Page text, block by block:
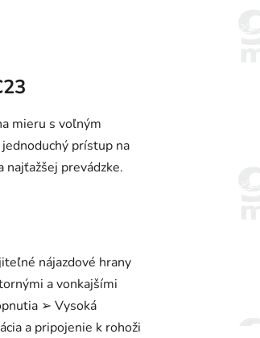
mieru s voľným
prístup na
prevádzke.
nájazdové hrany
a vonkajšími
➢ Vysoká
a pripojenie k rohoži